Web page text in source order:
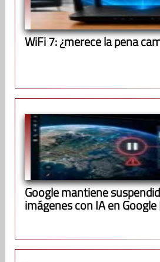
WiFi 7: ¿merece la pena
Google mantiene
imágenes con IA en